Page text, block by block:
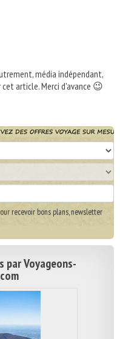
média indépendant,
article. Merci d'avance 😉
recevoir bons plans, newsletter
par Voyageons-